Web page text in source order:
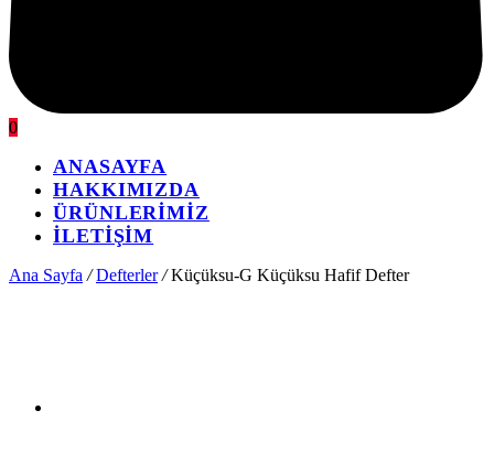
0
ANASAYFA
HAKKIMIZDA
ÜRÜNLERİMİZ
İLETİŞİM
Ana Sayfa / Defterler /Küçüksu-G Küçüksu Hafif Defter